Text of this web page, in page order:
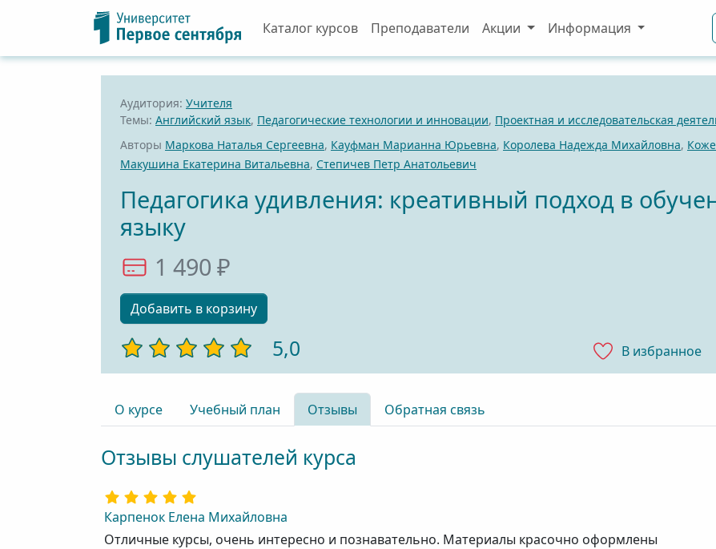
Каталог курсов Преподаватели Акции Информация
Аудитория: Учителя
Темы: Английский язык, Педагогические технологии и инновации, Проектная и исследовательская
Авторы Маркова Наталья Сергеевна, Кауфман Марианна Юрьевна, Королева Надежда Михайловна,
Макушина Екатерина Витальевна, Степичев Петр Анатольевич
Педагогика удивления: креативный подход в
языку
1 490 ₽
Добавить в корзину
5,0 В избранноe
О курсе Учебный план Отзывы Обратная связь
Отзывы слушателей курса
Карпенок Елена Михайловна
Отличные курсы, очень интересно и познавательно. Материалы красочно оформлены